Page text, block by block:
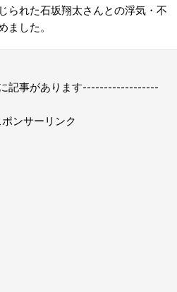
られた石坂翔太さんとの浮気・不
ました。
記事があります------------------
ンサーリンク